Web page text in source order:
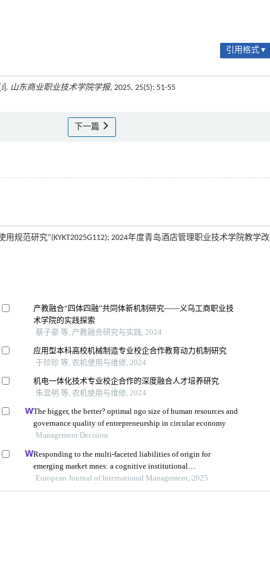
引用格式 ▾
山东商业职业技术学院学报, 2025, 25(5): 51-55
下一篇
规范研究”(KYKT2025G112); 2024年度青岛酒店管理职业技术学院教学改